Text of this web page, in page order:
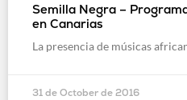
Semilla Negra –
en Canarias
La presencia de músicas
31 de October de 2016